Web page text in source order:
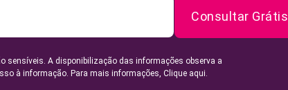
Consultar Grátis
sensíveis. A disponibilização das informações observa a
à informação. Para mais informações, Clique aqui.